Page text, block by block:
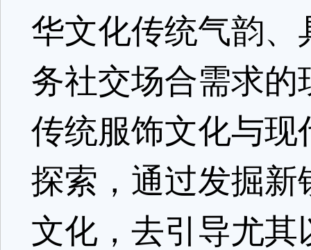
华文化传统气韵
务社交场合需求
传统服饰文化与
探索，通过发掘
文化，去引导尤